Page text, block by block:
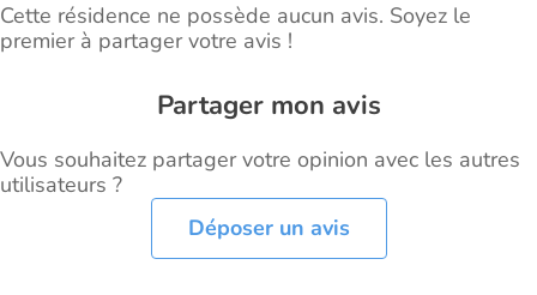
Cette résidence ne possède aucun avis. Soyez le
premier à partager votre avis !
Partager mon avis
Vous souhaitez partager votre opinion avec les autres
utilisateurs ?
Déposer un avis